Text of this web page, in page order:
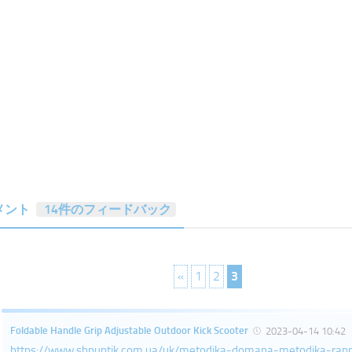
ント 14件のフィードバック
« 1 2 3
Foldable Handle Grip Adjustable Outdoor Kick Scooter 2023-04-14 10:42